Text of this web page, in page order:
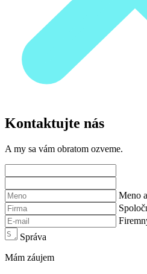
Kontaktujte nás
A my sa vám obratom ozveme.
Meno
Správa
Mám záujem